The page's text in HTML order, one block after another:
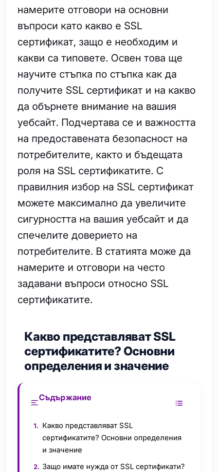
намерите отговори на основни
въпроси като какво е SSL
сертификат, защо е необходим и
какви са типовете. Освен това ще
научите стъпка по стъпка как да
получите SSL сертификат и на какво
да обърнете внимание на вашия
уебсайт. Подчертава се и важността
на предоставената безопасност на
потребителите, както и бъдещата
роля на SSL сертификатите. С
правилния избор на SSL сертификат
можете максимално да увеличите
сигурността на вашия уебсайт и да
спечелите доверието на
потребителите. В статията може да
намерите и отговори на често
задавани въпроси относно SSL
сертификатите.
Какво представляват SSL
сертификатите? Основни
определения и значение
Съдържание
Какво представляват SSL
сертификатите? Основни определения
и значение
Защо имате нужда от SSL сертификати?